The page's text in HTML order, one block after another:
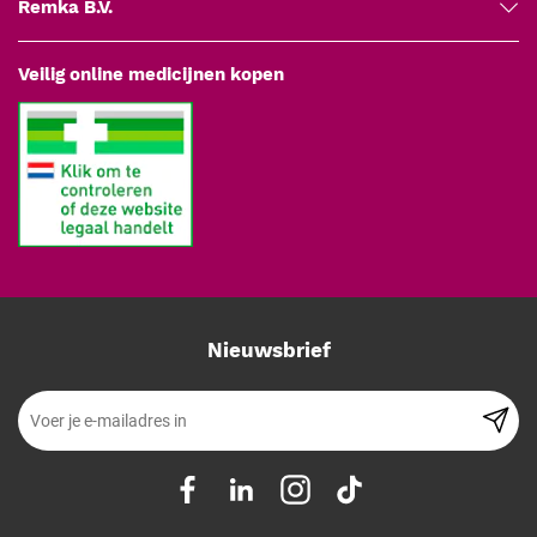
Remka B.V.
Veilig online medicijnen kopen
Nieuwsbrief